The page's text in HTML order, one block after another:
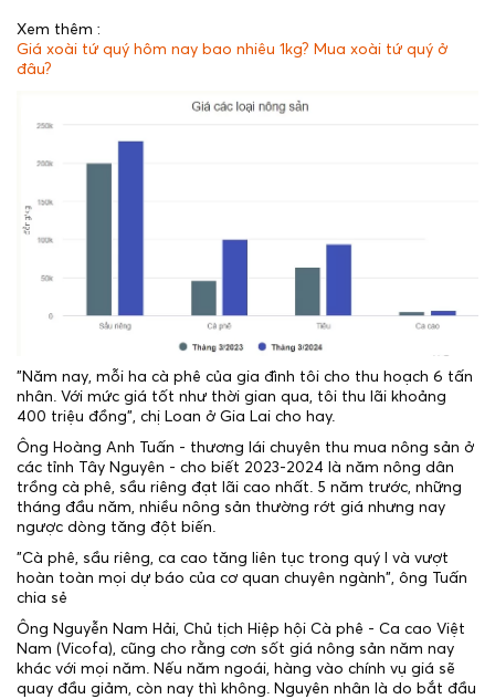
Xem thêm :
Giá xoài tứ quý hôm nay bao nhiêu 1kg? Mua xoài tứ quý ở
đâu?
"Năm nay, mỗi ha cà phê của gia đình tôi cho thu hoạch 6 tấn
nhân. Với mức giá tốt như thời gian qua, tôi thu lãi khoảng
400 triệu đồng", chị Loan ở Gia Lai cho hay.
Ông Hoàng Anh Tuấn - thương lái chuyên thu mua nông sản ở
các tỉnh Tây Nguyên - cho biết 2023-2024 là năm nông dân
trồng cà phê, sầu riêng đạt lãi cao nhất. 5 năm trước, những
tháng đầu năm, nhiều nông sản thường rớt giá nhưng nay
ngược dòng tăng đột biến.
"Cà phê, sầu riêng, ca cao tăng liên tục trong quý I và vượt
hoàn toàn mọi dự báo của cơ quan chuyên ngành", ông Tuấn
chia sẻ
Ông Nguyễn Nam Hải, Chủ tịch Hiệp hội Cà phê - Ca cao Việt
Nam (Vicofa), cũng cho rằng cơn sốt giá nông sản năm nay
khác với mọi năm. Nếu năm ngoái, hàng vào chính vụ giá sẽ
quay đầu giảm, còn nay thì không. Nguyên nhân là do bắt đầu